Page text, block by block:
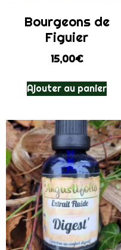
Bourgeons de
Figuier
15,00€
Ajouter au panier